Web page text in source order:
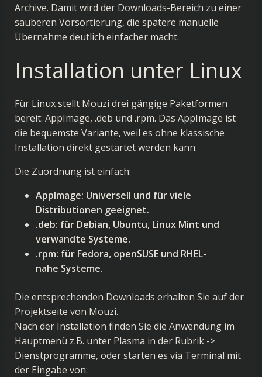
Archive. Damit wird der Downloads-Bereich zu einer
sauberen Vorsortierung, die spätere manuelle
Übernahme deutlich einfacher macht.
Installation unter Linux
Für Linux stellt Mouzi drei gängige Paketformen
bereit: AppImage, .deb und .rpm. Das AppImage ist
die bequemste Variante, weil es ohne klassische
Installation direkt gestartet werden kann.
Die Zuordnung ist einfach:
AppImage: Universell und für viele
Distributionen geeignet.
.deb: für Debian, Ubuntu, Linux Mint und
verwandte Systeme.
.rpm: für Fedora, openSUSE und RHEL-
nahe Systeme.
Die entsprechenden Downloads erhalten Sie auf der
Projektseite von Mouzi.
Nach der Installation finden Sie die Anwendung im
Hauptmenü z.B. unter Plasma in der Rubrik ->
Dienstprogramme, oder starten es via Terminal mit
der Eingabe von: